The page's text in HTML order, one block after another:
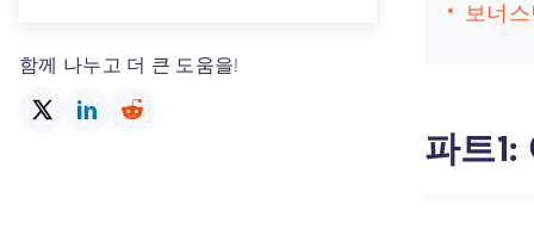
함께 나누고 더 큰 도움을!
보너
파트